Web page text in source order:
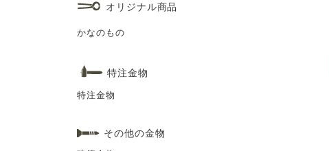
オリジナル商品
かなのもの
特注金物
特注金物
その他の金物